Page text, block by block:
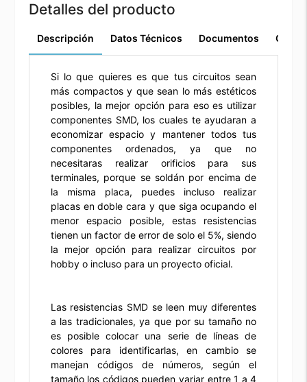
Detalles del producto
Descripción Datos Técnicos Documentos
Si lo que quieres es que tus circuitos sean
más compactos y que sean lo más estéticos
posibles, la mejor opción para eso es utilizar
componentes SMD, los cuales te ayudaran a
economizar espacio y mantener todos tus
componentes ordenados, ya que no
necesitaras realizar orificios para sus
terminales, porque se soldán por encima de
la misma placa, puedes incluso realizar
placas en doble cara y que siga ocupando el
menor espacio posible, estas resistencias
tienen un factor de error de solo el 5%, siendo
la mejor opción para realizar circuitos por
hobby o incluso para un proyecto oficial.
Las resistencias SMD se leen muy diferentes
a las tradicionales, ya que por su tamaño no
es posible colocar una serie de líneas de
colores para identificarlas, en cambio se
manejan códigos de números, según el
tamaño los códigos pueden variar entre 1 a 4